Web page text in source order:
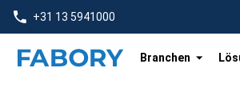
text.skipToContent
text.skipToNavigation
+31 13 5941000
Branchen